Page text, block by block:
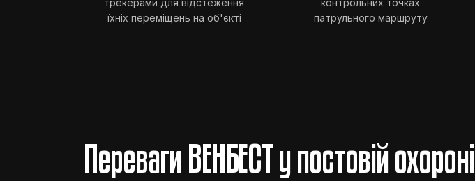
трекерами для відстеження
їхніх переміщень на об'єкті
контрольних точках
патрульного маршруту
Переваги ВЕНБЕСТ у постовій охороні